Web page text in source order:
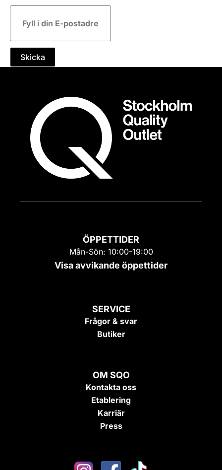
E-
post
Skicka
ÖPPETTIDER
Mån-Sön: 10:00-19:00
Visa avvikande öppettider
SERVICE
Frågor & svar
Butiker
OM SQO
Kontakta oss
Etablering
Karriär
Press